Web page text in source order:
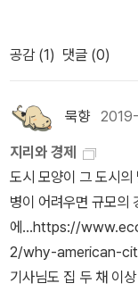
지적하는 데, 우리나라
국 같은 경우는 교외에
로 인한 환경 문제가
발달한다고 해서 직접
의 역설’처럼 오히려
요성을 더욱 증가시킨
최첨단 IT 기업가들은
실리콘밸리에서 산다
를 매겼다.싱가포르
꾼들을 끌어모음으로
들에게는 도박을 장려
가려고만 해도 70달러
적 자본은 수천 년 동
도시 차원에서 모두 경
라노의 경우 그곳에
의류 수출 지역으로 만
서 생산하고, 소비하
공을 일구어내는 또 다
터 배운 교훈 중 하나
공감 (1) 댓글 (0)
묵향2019-
지리와 경제
도시 모양이 그 도시
병이 어려우면 규모의
에...https://
2/why-american-
기사님도 집 두 채 이